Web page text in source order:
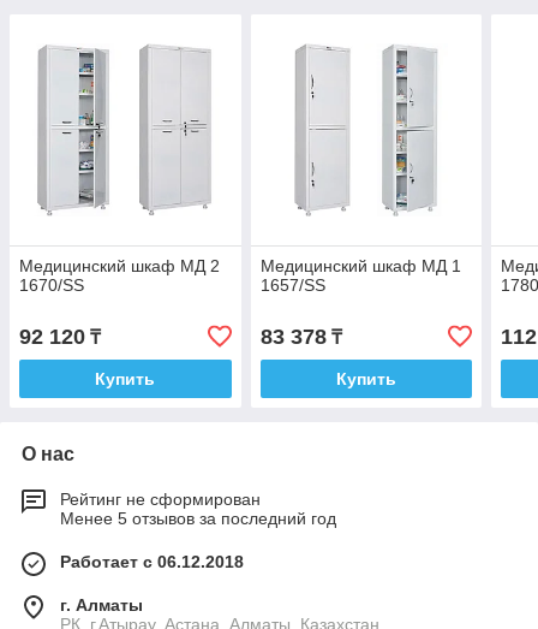
Медицинский шкаф МД 2
1670/SS
92 120 ₸
Купить
Медицинский шкаф МД 1
1657/SS
83 378₸
Купить
О нас
Рейтинг не сформирован
Менее 5 отзывов за последний год
Работает с 06.12.2018
г. Алматы
РК, г.Атырау, Астана, Алматы, Казахстан